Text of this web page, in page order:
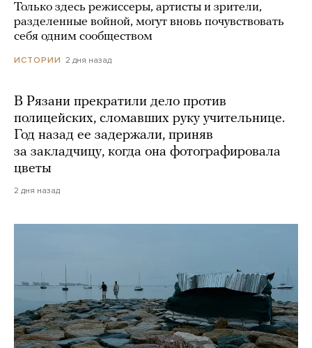
Только здесь режиссеры, артисты и зрители,
разделенные войной, могут вновь почувствовать
себя одним сообществом
ИСТОРИИ 2 дня назад
В Рязани прекратили дело против
полицейских, сломавших руку учительнице.
Год назад ее задержали, приняв
за закладчицу, когда она фотографировала
цветы
2 дня назад